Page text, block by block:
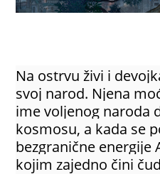
Na ostrvu živi i
svoj narod. Njena
ime voljenog naroda
kosmosu, a kada se
bezgranične energije
kojim zajedno čini